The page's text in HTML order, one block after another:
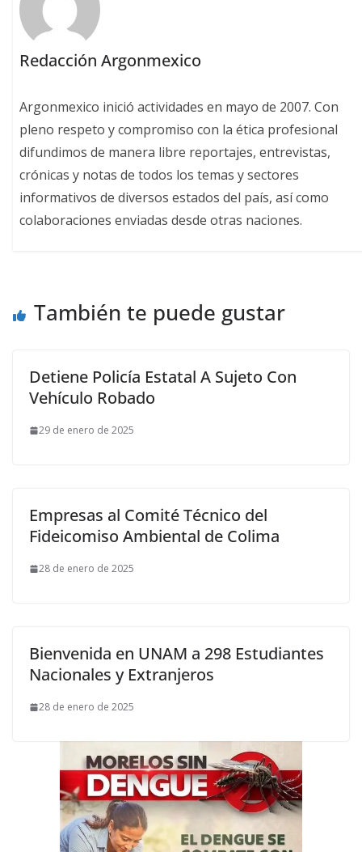
Redacción Argonmexico
Argonmexico inició actividades en mayo de 2007. Con
pleno respeto y compromiso con la ética profesional
difundimos de manera libre reportajes, entrevistas,
crónicas y notas de todos los temas y sectores
informativos de diversos estados del país, así como
colaboraciones enviadas desde otras naciones.
También te puede gustar
Detiene Policía Estatal A Sujeto Con
Vehículo Robado
29 de enero de 2025
Empresas al Comité Técnico del
Fideicomiso Ambiental de Colima
28 de enero de 2025
Bienvenida en UNAM a 298 Estudiantes
Nacionales y Extranjeros
28 de enero de 2025